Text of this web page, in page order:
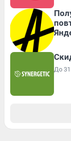
До 31